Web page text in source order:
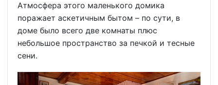
Атмосфера этого маленького домика
поражает аскетичным бытом – по сути, в
доме было всего две комнаты плюс
небольшое пространство за печкой и тесные
сени.